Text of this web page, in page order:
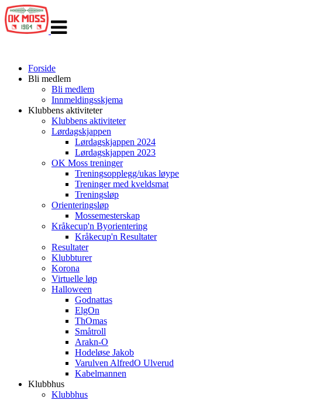
navigasjon
Forside
Bli medlem
Bli medlem
Innmeldingsskjema
Klubbens aktiviteter
Klubbens aktiviteter
Lørdagskjappen
Lørdagskjappen 2024
Lørdagskjappen 2023
OK Moss treninger
Treningsopplegg/ukas løype
Treninger med kveldsmat
Treningsløp
Orienteringsløp
Mossemesterskap
Kråkecup'n Byorientering
Kråkecup'n Resultater
Resultater
Klubbturer
Korona
Virtuelle løp
Halloween
Godnattas
ElgOn
ThOmas
Småtroll
Arakn-O
Hodeløse Jakob
Varulven AlfredO Ulverud
Kabelmannen
Klubbhus
Klubbhus